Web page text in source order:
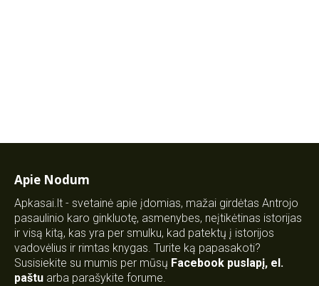
Apie Nodum
Apkasai.lt - svetainė apie įdomias, mažai girdėtas Antrojo
pasaulinio karo ginkluotę, asmenybes, neįtikėtinas istorijas
ir visą kitą, kas yra per smulku, kad patektų į istorijos
vadovėlius ir rimtas knygas. Turite ką papasakoti?
Susisiekite su mumis per mūsų Facebook puslapį, el.
paštu arba parašykite forume.